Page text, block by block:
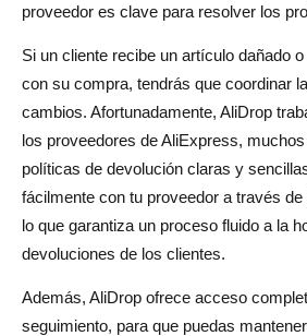
proveedor es clave para resolver los
Si un cliente recibe un artículo dañado
con su compra, tendrás que coordinar
cambios. Afortunadamente, AliDrop
los proveedores de AliExpress,
políticas de devolución claras y
fácilmente con tu proveedor a través de
lo que garantiza un proceso fluido a la
devoluciones de los clientes.
Además, AliDrop ofrece acceso
seguimiento, para que puedas